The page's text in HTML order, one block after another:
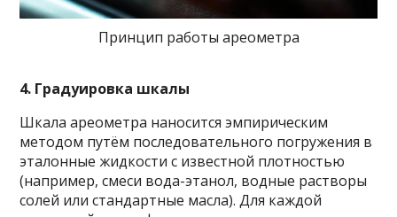
Принцип работы ареометра
4. Градуировка шкалы
Шкала ареометра наносится эмпирическим
методом путём последовательного погружения в
эталонные жидкости с известной плотностью
(например, смеси вода-этанол, водные растворы
солей или стандартные масла). Для каждой